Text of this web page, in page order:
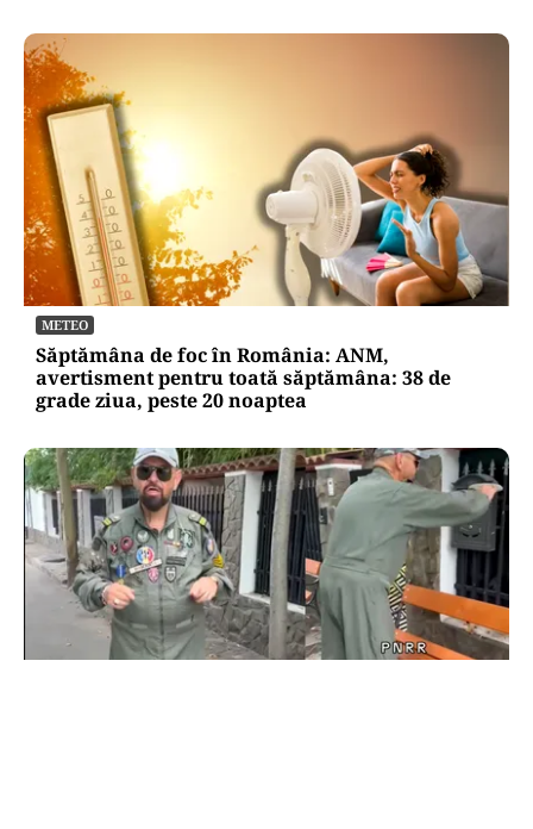
METEO
Săptămâna de foc în România: ANM,
avertisment pentru toată săptămâna: 38 de
grade ziua, peste 20 noaptea